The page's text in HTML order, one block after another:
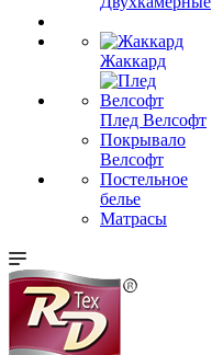
Жаккард
Плед Велсофт
Покрывало
Велсофт
Постельное
белье
Матрасы